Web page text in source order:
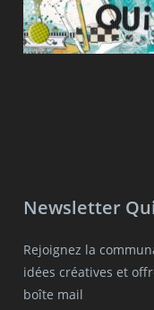
Newsletter
Rejoignez la
idées créatives et
boîte mail